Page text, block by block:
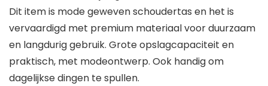
Dit item is mode geweven schoudertas en het is
vervaardigd met premium materiaal voor duurzaam
en langdurig gebruik. Grote opslagcapaciteit en
praktisch, met modeontwerp. Ook handig om
dagelijkse dingen te spullen.